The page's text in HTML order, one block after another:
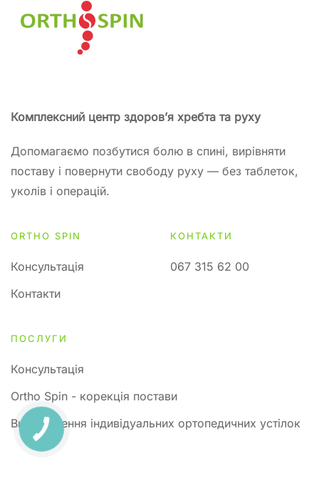
Комплексний центр здоров’я хребта та руху
Допомагаємо позбутися болю в спині, вирівняти
поставу і повернути свободу руху — без таблеток,
уколів і операцій.
ORTHO SPIN
Консультація
Контакти
КОНТАКТИ
067 315 62 00
ПОСЛУГИ
Консультація
Ortho Spin - корекція постави
Виготовлення індивідуальних ортопедичних устілок